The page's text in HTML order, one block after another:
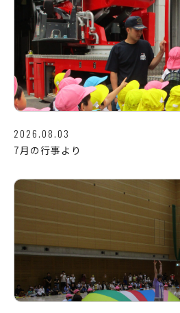
2026.08.03
7月の行事より